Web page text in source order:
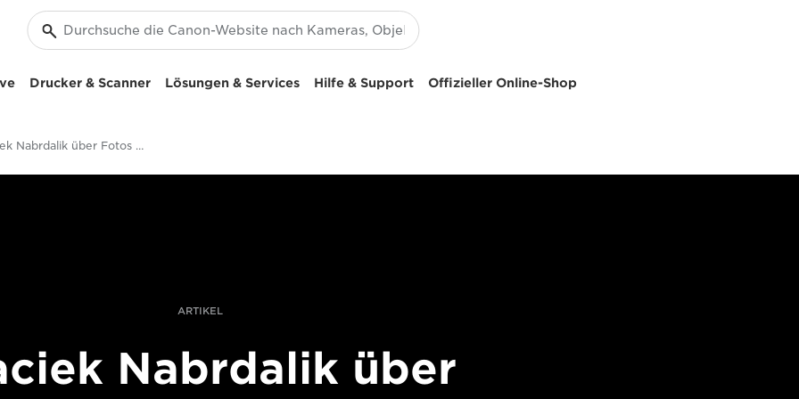
Drucker & Scanner Lösungen & Services Hilfe & Support Offizieller Online-Shop
Maciek Nabrdalik über Fotos von Tschernobyl mit der Canon EOS R
ARTIKEL
Nabrdalik über